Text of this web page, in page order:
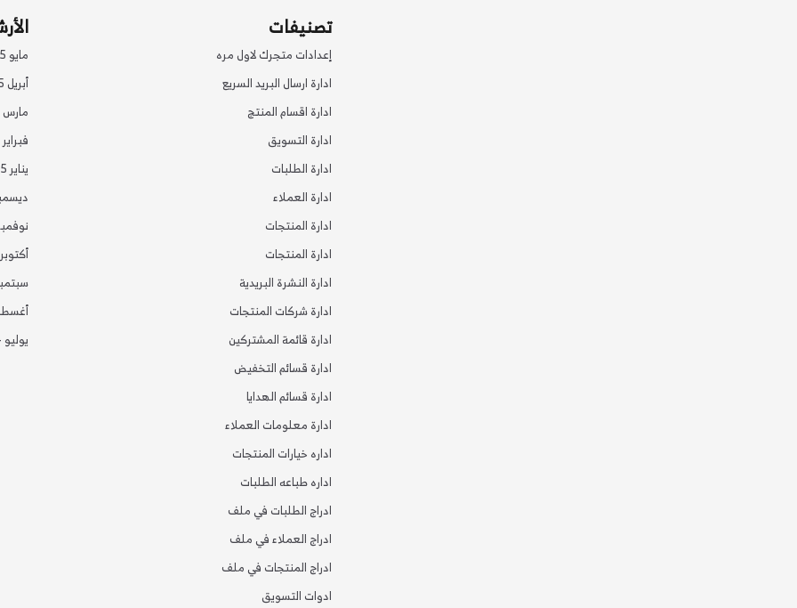
مايو 2025
أبريل 2025
مارس 2025
فبراير 2025
يناير 2025
ديسمبر
نوفمبر
أكتوبر
سبتمبر
أغسطس
يوليو 2024
تصنيفات
إعدادات متجرك لاول مره
ادارة ارسال البريد السريع
ادارة اقسام المنتج
ادارة التسويق
ادارة الطلبات
ادارة العملاء
ادارة المنتجات
ادارة المنتجات
ادارة النشرة البريدية
ادارة شركات المنتجات
ادارة قائمة المشتركين
ادارة قسائم التخفيض
ادارة قسائم الهدايا
ادارة معلومات العملاء
اداره خيارات المنتجات
اداره طباعه الطلبات
ادراج الطلبات في ملف
ادراج العملاء في ملف
ادراج المنتجات في ملف
ادوات التسويق